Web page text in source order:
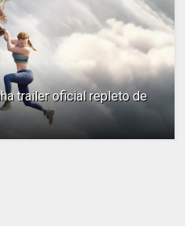
trailer oficial repleto de